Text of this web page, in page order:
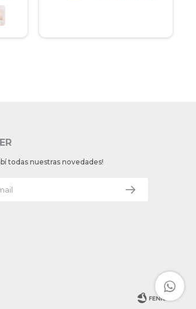
todas nuestras novedades!